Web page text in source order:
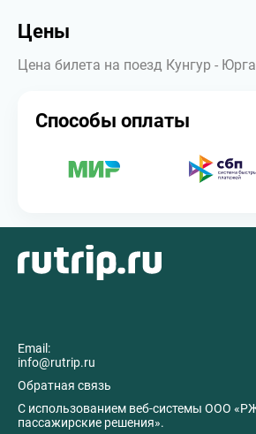
Цены
Цена билета на поезд Кунгур -
Способы оплаты
Email:
info@rutrip.ru
Обратная связь
C использованием веб-системы ООО
пассажирские решения».